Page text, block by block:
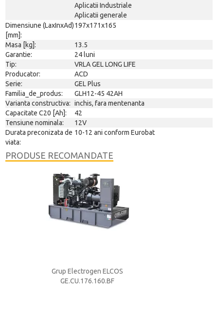
Aplicatii Industriale
Aplicatii generale
Dimensiune (LaxInxAd)
[mm]:
197x171x165
Masa [kg]:
13.5
Garantie:
24 luni
Tip:
VRLA GEL LONG LIFE
Producator:
ACD
Serie:
GEL Plus
Familia_de_produs:
GLH12-45 42AH
Varianta constructiva: inchis, fara mentenanta
Capacitate C20 [Ah]:
42
Tensiune nominala:
12V
Durata preconizata de
viata:
10-12 ani conform Eurobat
PRODUSE RECOMANDATE
Grup Electrogen ELCOS
GE.CU.176.160.BF